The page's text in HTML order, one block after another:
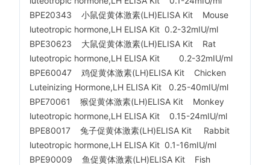
BPE20343 小鼠促黄体激素(LH)ELISA Kit Mouse
luteotropic hormone,LH ELISA Kit 0.2-32mIU/ml
BPE30623 大鼠促黄体激素(LH)ELISA Kit Rat
luteotropic hormone,LH ELISA Kit 0.2-32mIU/ml
BPE60047 鸡促黄体激素(LH)ELISA Kit Chicken
Luteinizing Hormone,LH ELISA Kit 0.25-40mIU/ml
BPE70061 猴促黄体激素(LH)ELISA Kit Monkey
luteotropic hormone,LH ELISA Kit 0.15-24mIU/ml
BPE80017 兔子促黄体激素(LH)ELISA Kit Rabbit
luteotropic hormone,LH ELISA Kit 0.1-16mIU/ml
BPE90009 鱼促黄体激素(LH)ELISA Kit Fish